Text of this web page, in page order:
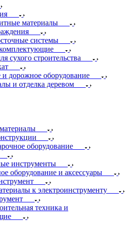
материалы
системы
сухого строительства
дорожное оборудование
и отделка деревом
оборудование
инструменты
оборудование и аксессуары
к электроинструменту
техника и